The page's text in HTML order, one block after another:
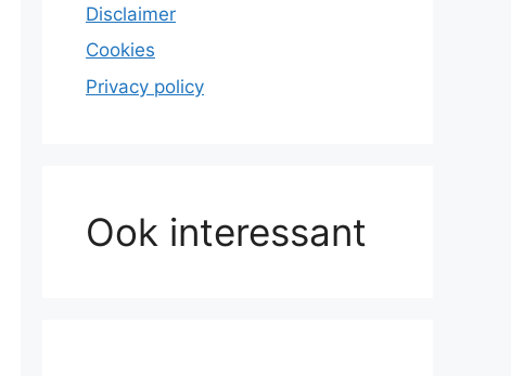
Disclaimer
Cookies
Privacy policy
Ook interessant